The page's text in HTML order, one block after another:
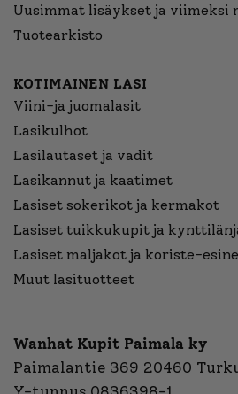
Uusimmat lisäykset ja viimeksi
Tuotearkisto
KOTIMAINEN LASI
Viini-ja juomalasit
Lasikulhot
Lasilautaset ja vadit
Lasikannut ja kaatimet
Lasiset sokerikot ja kermakot
Lasiset tuikkukupit ja
Lasiset maljakot ja koriste-
Muut lasituotteet
Wanhat Kupit Paimala ky
Paimalantie 369 20460